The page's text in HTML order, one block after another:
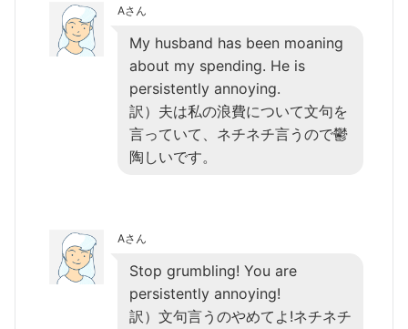
Aさん
My husband has been moaning
about my spending. He is
persistently annoying.
訳）夫は私の浪費について文句を
言っていて、ネチネチ言うので鬱
陶しいです。
Aさん
Stop grumbling! You are
persistently annoying!
訳）文句言うのやめてよ!ネチネチ